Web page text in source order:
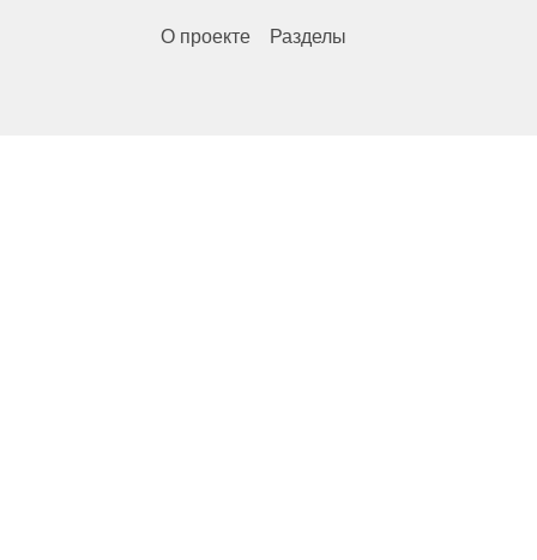
О проекте Разделы